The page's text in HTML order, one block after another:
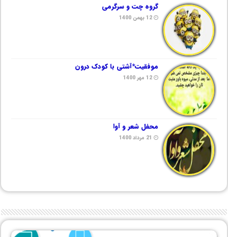
گروه چت و سرگرمی
12 بهمن 1400
موفقیت*آشتی با کودک درون
12 مهر 1400
محفل شعر و آوا
21 مرداد 1400